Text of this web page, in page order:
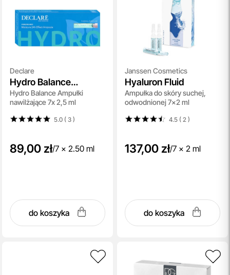
Declare
Hydro Balance
Moisture 24h Effect
Ampoule
Hydro Balance Ampułki
nawilżające 7x 2,5 ml
5.0 ( 3)
89,00 zł/7 x 2.50 ml
do koszyka
Janssen Cosmetics
Hyaluron Fluid
Ampułka do skóry suchej,
odwodnionej 7x2 ml
4.5 ( 2 )
137,00 zł/7 x 2 ml
do koszyka